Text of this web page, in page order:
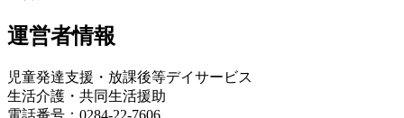
運営者情報
児童発達支援・放課後等デイサービス
生活介護・共同生活援助
電話番号：0284-22-7606